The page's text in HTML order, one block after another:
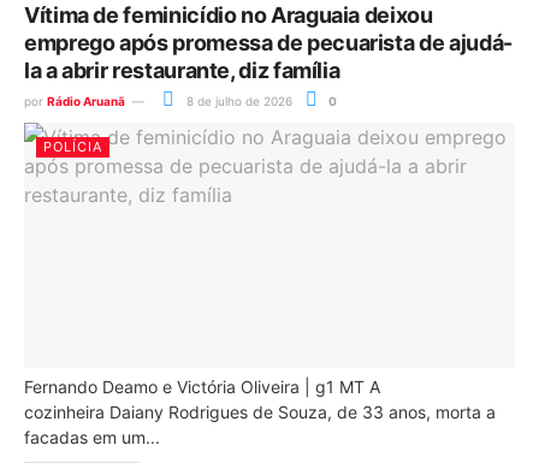
Vítima de feminicídio no Araguaia deixou
emprego após promessa de pecuarista de ajudá-
la a abrir restaurante, diz família
por Rádio Aruanã 8 de julho de 2026 0
POLÍCIA
Fernando Deamo e Victória Oliveira | g1 MT A
cozinheira Daiany Rodrigues de Souza, de 33 anos, morta a
facadas em um...